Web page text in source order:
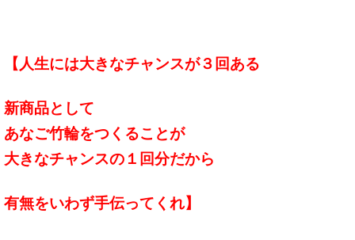
【人生には大きなチャンスが３回ある
新商品として
あなご竹輪をつくることが
大きなチャンスの１回分だから
有無をいわず手伝ってくれ】